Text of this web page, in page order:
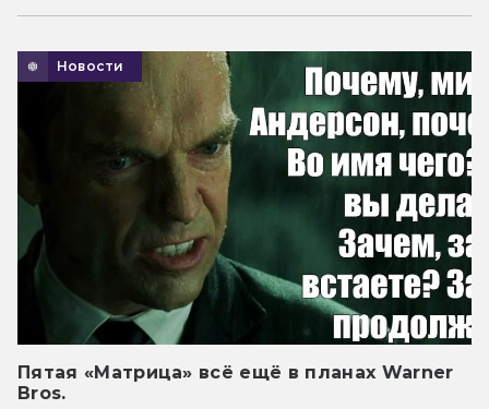
Новости
Пятая «Матрица» всё ещё в планах Warner
Bros.